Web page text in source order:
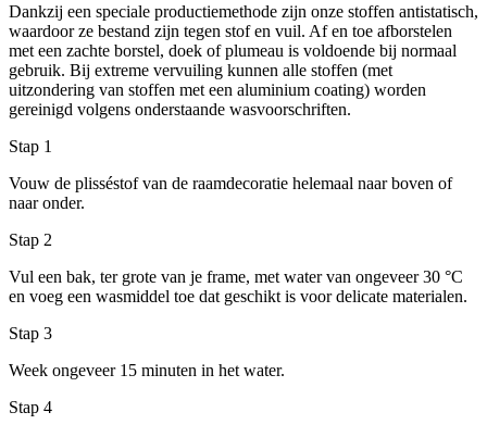
Dankzij een speciale productiemethode zijn onze stoffen antistatisch,
waardoor ze bestand zijn tegen stof en vuil. Af en toe afborstelen
met een zachte borstel, doek of plumeau is voldoende bij normaal
gebruik. Bij extreme vervuiling kunnen alle stoffen (met
uitzondering van stoffen met een aluminium coating) worden
gereinigd volgens onderstaande wasvoorschriften.
Stap 1
Vouw de plisséstof van de raamdecoratie helemaal naar boven of
naar onder.
Stap 2
Vul een bak, ter grote van je frame, met water van ongeveer 30 °C
en voeg een wasmiddel toe dat geschikt is voor delicate materialen.
Stap 3
Week ongeveer 15 minuten in het water.
Stap 4